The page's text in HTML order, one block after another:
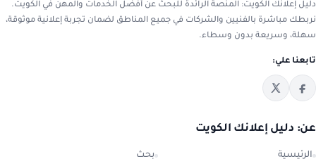
دليل إعلانك الكويت: المنصة الرائدة للبحث عن أفضل الخدمات والمهن في الكويت.
نربطك مباشرة بالفنيين والشركات في جميع المناطق لضمان تجربة إعلانية موثوقة،
سهلة، وسريعة بدون وسطاء.
تابعنا علي:
عن: دليل إعلانك الكويت
الرئيسية بحث